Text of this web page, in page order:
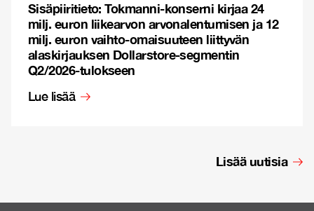
Sisäpiiritieto: Tokmanni-konserni kirjaa 24
milj. euron liikearvon arvonalentumisen ja 12
milj. euron vaihto-omaisuuteen liittyvän
alaskirjauksen Dollarstore-segmentin
Q2/2026-tulokseen
Lue lisää
Lisää uutisia